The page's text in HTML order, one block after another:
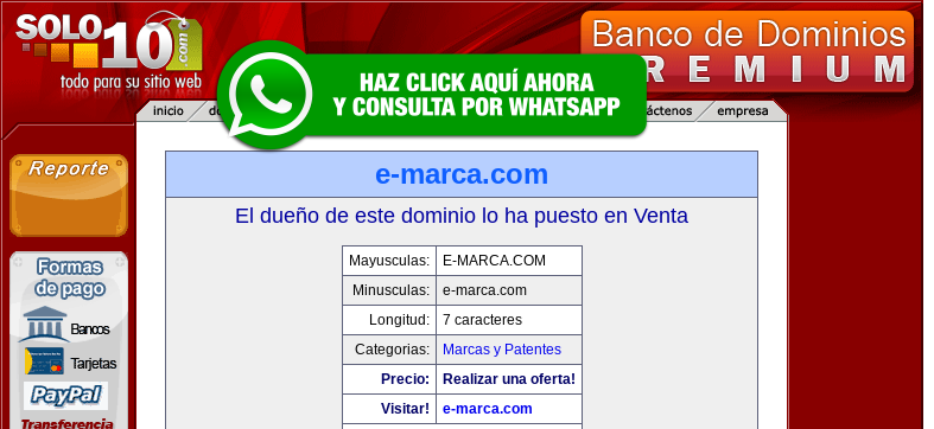
e-marca.com
El dueño de este dominio lo ha puesto en Venta
Mayusculas:
E-MARCA.COM
Minusculas:
e-marca.com
Longitud:
7 caracteres
Categorias:
Marcas y Patentes
Precio:
Realizar una oferta!
Visitar!
e-marca.com